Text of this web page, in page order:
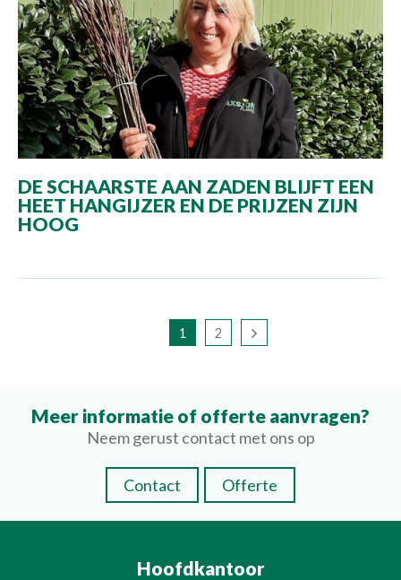
DE SCHAARSTE AAN ZADEN BLIJFT EEN
HEET HANGIJZER EN DE PRIJZEN ZIJN
HOOG
1 2
Meer informatie of offerte aanvragen?
Neem gerust contact met ons op
Contact Offerte
Hoofdkantoor